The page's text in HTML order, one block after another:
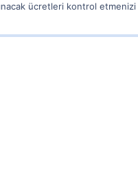
ücretleri kontrol